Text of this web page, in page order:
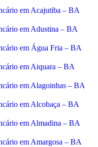
em Acajutiba – BA
em Adustina – BA
em Água Fria – BA
em Aiquara – BA
em Alagoinhas – BA
em Alcobaça – BA
em Almadina – BA
em Amargosa – BA